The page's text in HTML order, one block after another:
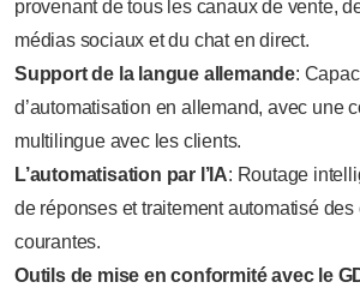
provenant de tous les canaux de vente,
médias sociaux et du chat en direct.
Support de la langue allemande:
d’automatisation en allemand, avec une
multilingue avec les clients.
L’automatisation par l’IA: Routage
de réponses et traitement automatisé des
courantes.
Outils de mise en conformité avec le